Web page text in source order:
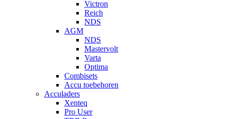
Victron
Reich
NDS
AGM
NDS
Mastervolt
Varta
Optima
Combisets
Accu toebehoren
Acculaders
Xenteq
Pro User